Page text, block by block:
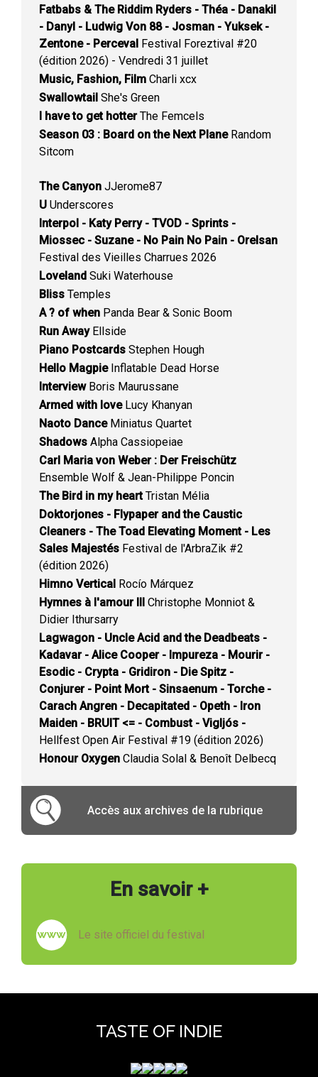
Fatbabs & The Riddim Ryders - Théa - Danakil
- Danyl - Ludwig Von 88 - Josman - Yuksek -
Zentone - Perceval Festival Foreztival #20
(édition 2026) - Vendredi 31 juillet
Music, Fashion, Film Charli xcx
Swallowtail She's Green
I have to get hotterThe Femcels
Season 03 : Board on the Next PlaneRandom
Sitcom
The Canyon JJerome87
U Underscores
Interpol - Katy Perry - TVOD - Sprints -
Miossec - Suzane - No Pain No Pain - Orelsan
Festival des Vieilles Charrues 2026
Loveland Suki Waterhouse
Bliss Temples
A ? of when Panda Bear & Sonic Boom
Run AwayEllside
Piano Postcards Stephen Hough
Hello MagpieInflatable Dead Horse
InterviewBoris Maurussane
Armed with loveLucy Khanyan
Naoto DanceMiniatus Quartet
Shadows Alpha Cassiopeiae
Carl Maria von Weber : Der Freischütz
Ensemble Wolf & Jean-Philippe Poncin
The Bird in my heartTristan Mélia
Doktorjones - Flypaper and the Caustic
Cleaners - The Toad Elevating Moment - Les
Sales Majestés Festival de l'ArbraZik #2
(édition 2026)
Himno Vertical Rocío Márquez
Hymnes à l'amour III Christophe Monniot &
Didier Ithursarry
Lagwagon - Uncle Acid and the Deadbeats -
Kadavar - Alice Cooper - Impureza - Mourir -
Esodic - Crypta - Gridiron - Die Spitz -
Conjurer - Point Mort - Sinsaenum - Torche -
Carach Angren - Decapitated - Opeth - Iron
Maiden - BRUIT <= - Combust - Vigljós -
Hellfest Open Air Festival #19 (édition 2026)
Honour Oxygen Claudia Solal & Benoît Delbecq
Accès aux archives de la rubrique
En savoir +
Le site officiel du festival
TASTE OF INDIE